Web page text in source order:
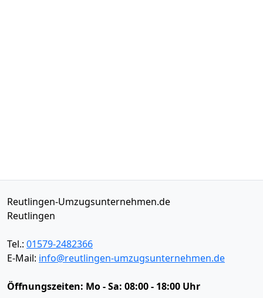
Reutlingen-Umzugsunternehmen.de
Reutlingen
Tel.: 01579-2482366
E-Mail: info@reutlingen-umzugsunternehmen.de
Öffnungszeiten: Mo - Sa: 08:00 - 18:00 Uhr